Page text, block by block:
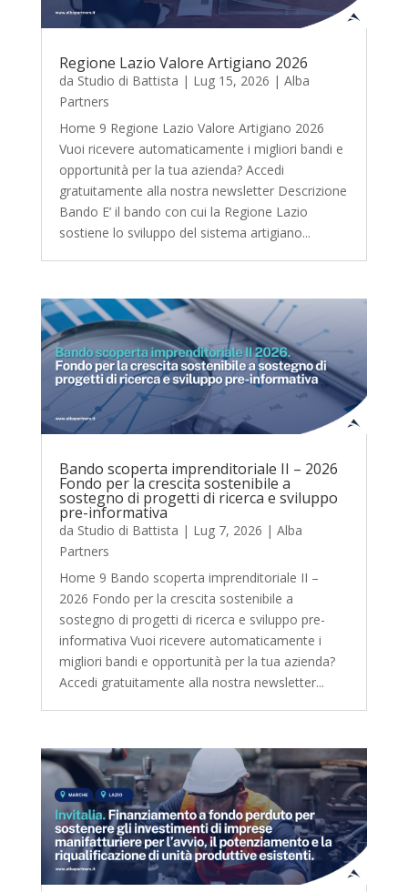
Regione Lazio Valore Artigiano 2026
da Studio di Battista | Lug 15, 2026 | Alba
Partners
Home 9 Regione Lazio Valore Artigiano 2026
Vuoi ricevere automaticamente i migliori bandi e
opportunità per la tua azienda? Accedi
gratuitamente alla nostra newsletter Descrizione
Bando E’ il bando con cui la Regione Lazio
sostiene lo sviluppo del sistema artigiano...
Bando scoperta imprenditoriale II – 2026
Fondo per la crescita sostenibile a
sostegno di progetti di ricerca e sviluppo
pre-informativa
da Studio di Battista | Lug 7, 2026 | Alba
Partners
Home 9 Bando scoperta imprenditoriale II –
2026 Fondo per la crescita sostenibile a
sostegno di progetti di ricerca e sviluppo pre-
informativa Vuoi ricevere automaticamente i
migliori bandi e opportunità per la tua azienda?
Accedi gratuitamente alla nostra newsletter...